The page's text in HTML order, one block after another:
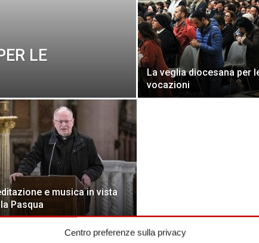
Centro preferenze sulla privacy
LE
La veglia diocesana per
vocazioni
e musica in vista
Pasqua